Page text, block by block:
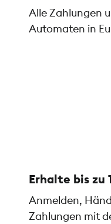
Alle Zahlungen
Automaten in
Erhalte bis zu
Anmelden,
Zahlungen mit